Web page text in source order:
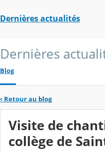
Dernières actualités
Dernières
Blog
‹ Retour au blog
Visite de
collège de